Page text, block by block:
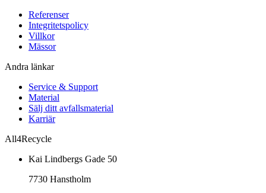
Referenser
Integritetspolicy
Villkor
Mässor
Andra länkar
Service & Support
Material
Sälj ditt avfallsmaterial
Karriär
All4Recycle
Kai Lindbergs Gade 50
7730 Hanstholm